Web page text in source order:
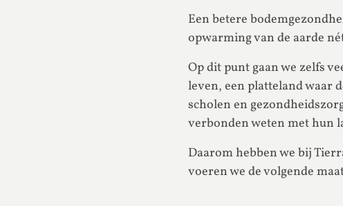
Een betere
opwarming van de aarde
Op dit punt gaan we zelfs
leven, een platteland waar
scholen en
verbonden weten met hun
Daarom hebben we bij
voeren we de volgende